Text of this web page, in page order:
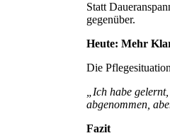
Statt
gegenüber.
Heute: Mehr
Die
„Ich habe
abgenommen,
Fazit